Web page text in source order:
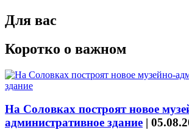
Для вас
Коротко о важном
На Соловках построят новое
административное здание |